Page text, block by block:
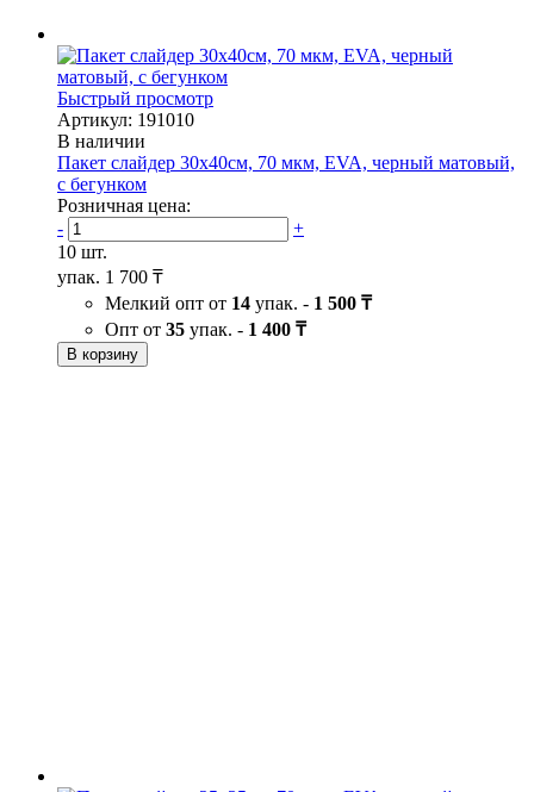
Быстрый просмотр
Артикул: 191010
В наличии
Пакет слайдер 30х40см, 70 мкм, EVA, черный матовый,
с бегунком
Розничная цена:
-
+
10 шт.
упак. 1 700 ₸
Мелкий опт от 14 упак. - 1 500 ₸
Опт от 35 упак. - 1 400 ₸
В корзину